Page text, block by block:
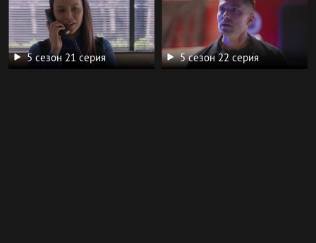
5 сезон 21 серия 5 сезон 22 серия